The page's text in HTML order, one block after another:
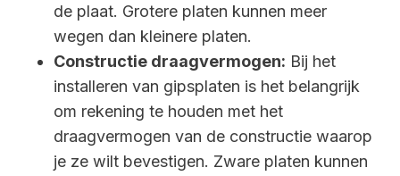
de plaat. Grotere platen kunnen meer
wegen dan kleinere platen.
Constructie draagvermogen: Bij het
installeren van gipsplaten is het belangrijk
om rekening te houden met het
draagvermogen van de constructie waarop
je ze wilt bevestigen. Zware platen kunnen